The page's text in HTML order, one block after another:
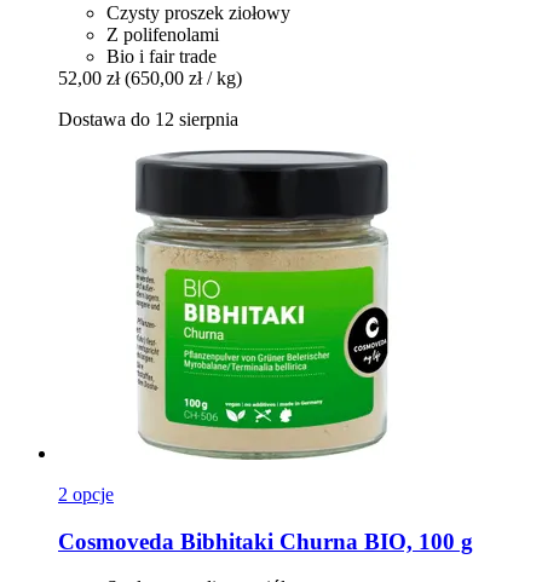
Czysty proszek ziołowy
Z polifenolami
Bio i fair trade
52,00 zł (650,00 zł / kg)
Dostawa do 12 sierpnia
2 opcje
Cosmoveda Bibhitaki Churna BIO, 100 g